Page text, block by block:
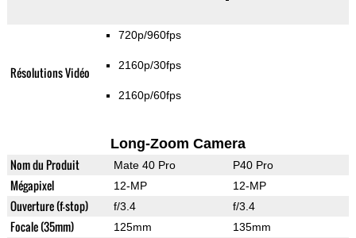
Résolutions Vidéo
720p/960fps
2160p/30fps
2160p/60fps
Long-Zoom Camera
Nom du Produit Mate 40 Pro P40 Pro
Mégapixel 12-MP 12-MP
Ouverture (f-stop) f/3.4 f/3.4
Focale (35mm) 125mm 135mm